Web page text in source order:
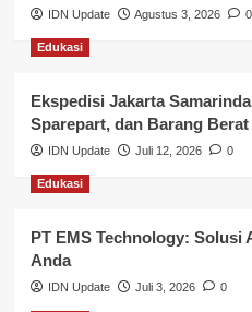
Lalu Lintas
Layanan Publik Kabupaten
Nasional
Pemerintahan
Pendidikan
Perbankan & Keuangan
IDN Update Agustus 3, 2026 0
Edukasi
Ekspedisi Jakarta
Sparepart, dan Barang Berat
IDN Update Juli 12, 2026 0
Edukasi
PT EMS Technology: Solusi
Anda
IDN Update Juli 3, 2026 0